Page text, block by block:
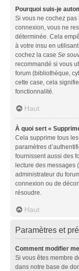
Pourquoi suis-je
Si vous ne cochez pas
connexion, vous ne
déterminée. Cela
à votre insu en
cochez la case Se
recommandé si vous
forum (bibliothèque,
cette case, cela
fonctionnalité.
Haut
À quoi sert «
Cela supprime tous
paramètres
fournissent aussi des
lecture des messages
administrateur du
connexion ou de
résoudre.
Haut
Paramètres et
Comment modifier
Si vous êtes membre
dans notre base de